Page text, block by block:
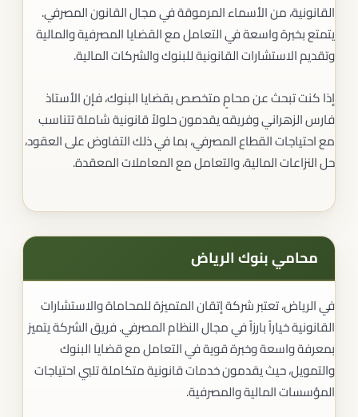
القانونية، من الأسماء المرموقة في مجال القانون المصرفي.
يتمتع بخبرة واسعة في التعامل مع القضايا المصرفية والمالية
وتقديم الاستشارات القانونية للبنوك والشركات المالية.
إذا كنت تبحث عن محامٍ متخصص بقضايا البنوك، فإن الأستاذ
فارس الزهراني وفريقه يقدمون حلولاً قانونية شاملة تتناسب
مع احتياجات القطاع المصرفي، بما في ذلك التفاوض على العقود،
حل النزاعات المالية، والتعامل مع المعاملات المعقدة.
محامي بنوك الرياض
في الرياض، تعتبر شركة إتقان المتميزة للمحاماة والاستشارات
القانونية خياراً بارزاً في مجال النظام المصرفي. فريق الشركة يتميز
بمعرفة واسعة وخبرة قوية في التعامل مع قضايا البنوك
والتمويل، حيث يقدمون خدمات قانونية متكاملة تلبي احتياجات
المؤسسات المالية والمصرفية.